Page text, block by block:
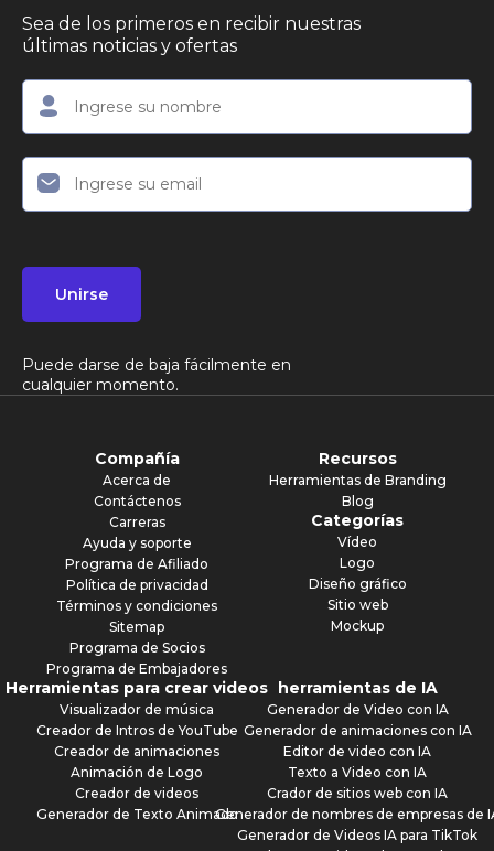
Sea de los primeros en recibir nuestras
últimas noticias y ofertas
Unirse
Puede darse de baja fácilmente en
cualquier momento.
Compañía
Acerca de
Contáctenos
Carreras
Ayuda y soporte
Programa de Afiliado
Política de privacidad
Términos y condiciones
Sitemap
Programa de Socios
Programa de Embajadores
Recursos
Herramientas de Branding
Blog
Categorías
Vídeo
Logo
Diseño gráfico
Sitio web
Mockup
Herramientas para crear videos
Visualizador de música
Creador de Intros de YouTube
Creador de animaciones
Animación de Logo
Creador de videos
Generador de Texto Animado
herramientas de IA
Generador de Video con IA
Generador de animaciones con IA
Editor de video con IA
Texto a Video con IA
Crador de sitios web con IA
Generador de nombres de empresas de
Generador de Videos IA para TikTok